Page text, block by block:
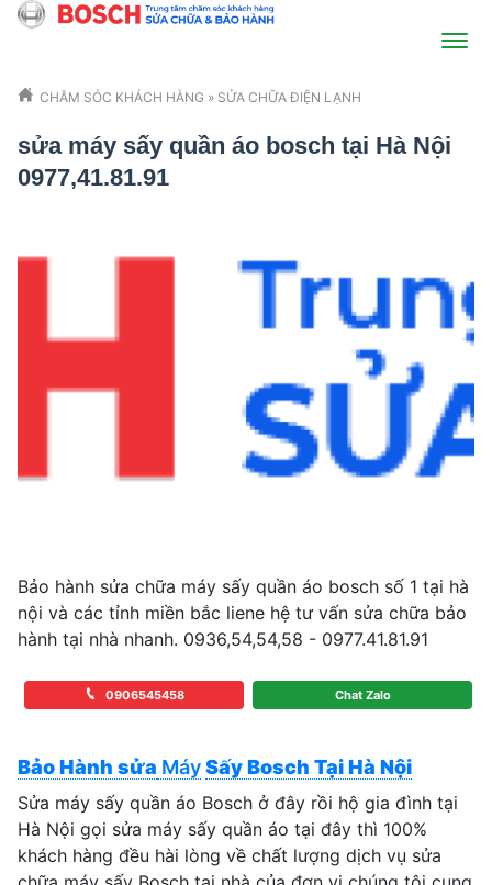
CHĂM SÓC KHÁCH HÀNG » SỬA CHỮA ĐIỆN LẠNH
sửa máy sấy quần áo bosch tại Hà Nội
0977,41.81.91
Bảo hành sửa chữa máy sấy quần áo bosch số 1 tại hà
nội và các tỉnh miền bắc liene hệ tư vấn sửa chữa bảo
hành tại nhà nhanh. 0936,54,54,58 - 0977.41.81.91
Chat Zalo
0906545458
Bảo Hành sửa MáySấy Bosch Tại Hà Nội
Sửa máy sấy quần áo Bosch ở đây rồi hộ gia đình tại
Hà Nội gọi sửa máy sấy quần áo tại đây thì 100%
khách hàng đều hài lòng về chất lượng dịch vụ sửa